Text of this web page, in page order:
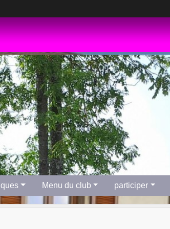
Menu du club participer